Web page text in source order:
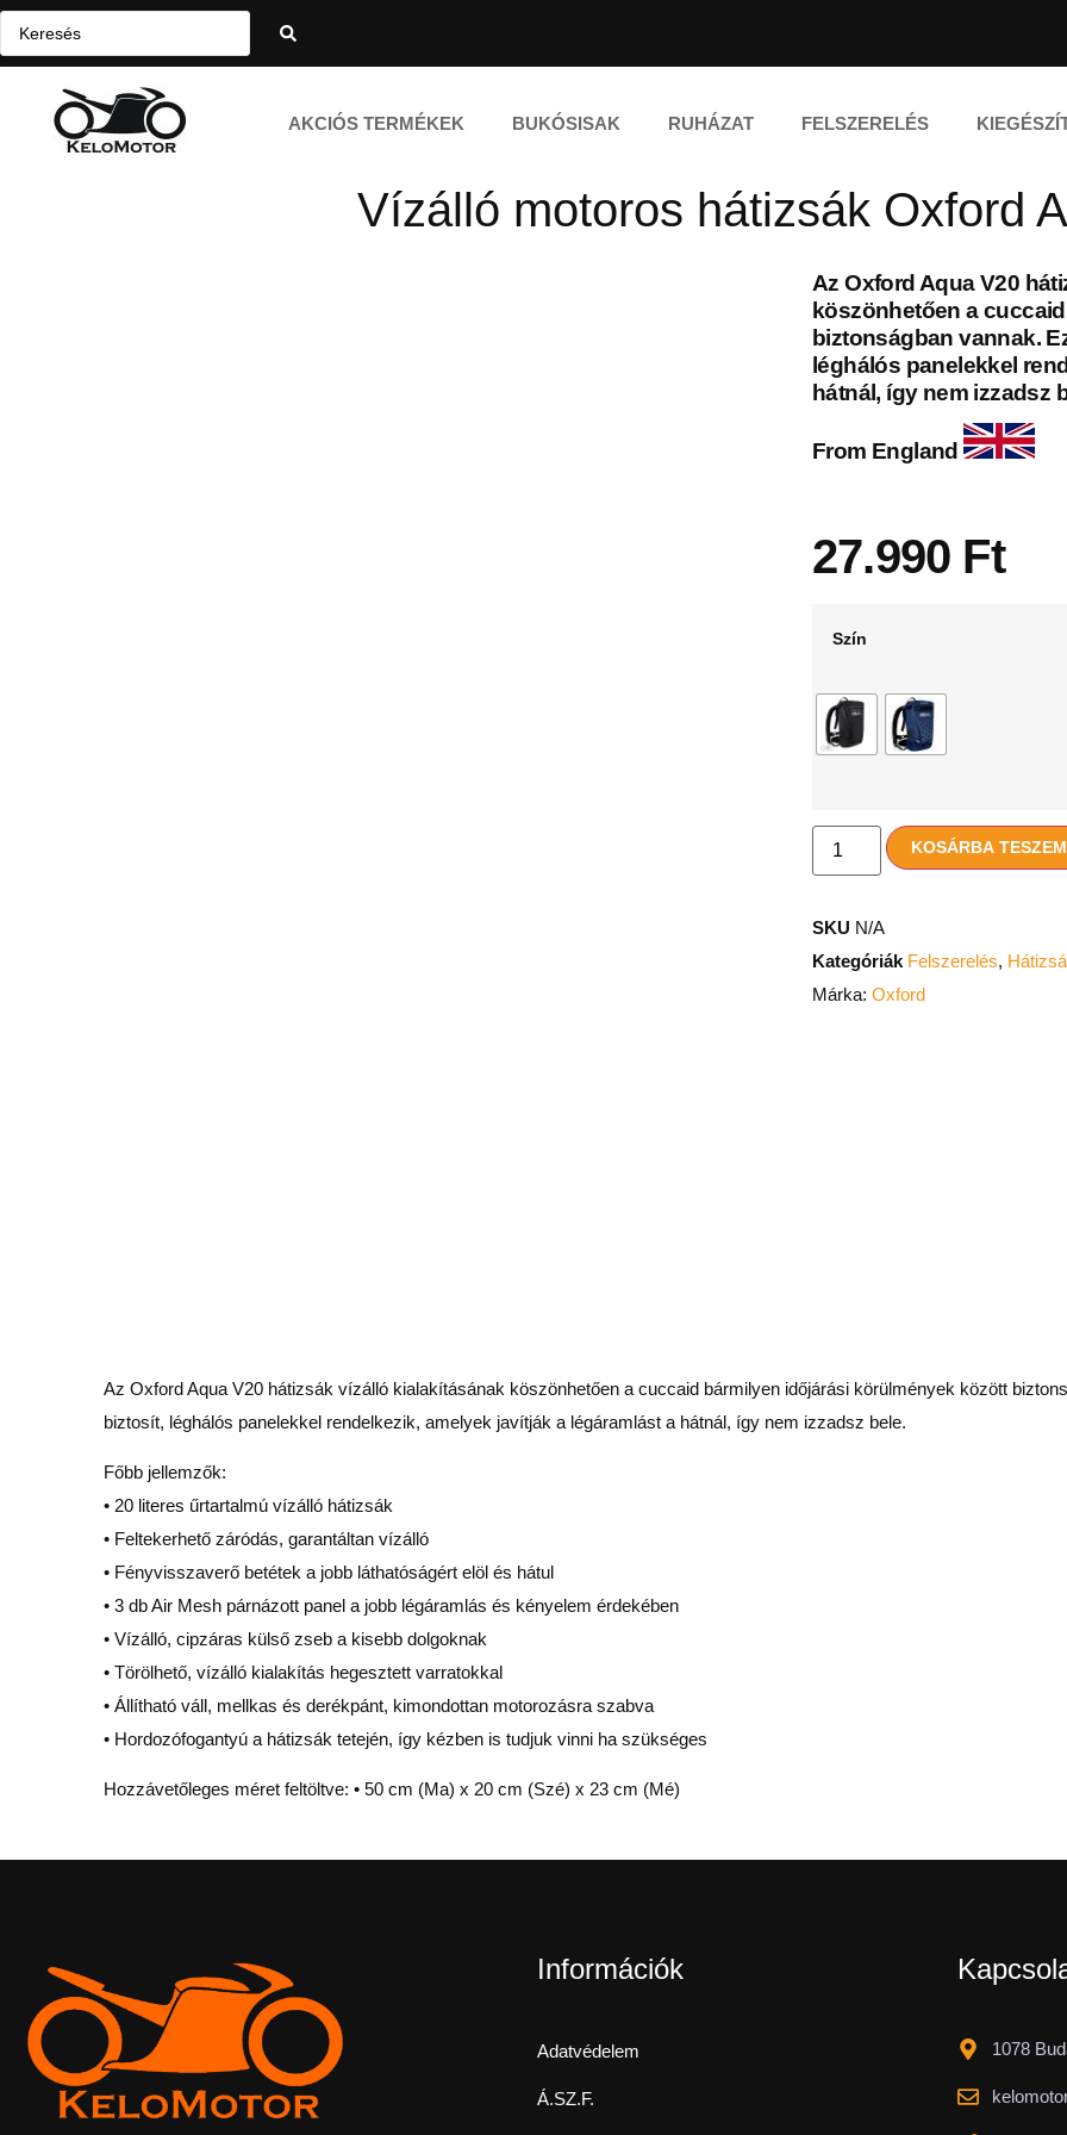
AKCIÓS TERMÉKEK BUKÓSISAK RUHÁZAT FELSZERELÉS
Vízálló motoros hátizsák Oxford
Az Oxford Aqua V20
köszönhetően a
biztonságban vannak.
léghálós panelekkel
hátnál, így nem izzadsz
From England
27.990 Ft
Szín
KOSÁRBA TESZEM
SKU N/A
Kategóriák Felszerelés,
Márka: Oxford
Az Oxford Aqua V20 hátizsák vízálló kialakításának köszönhetően a cuccaid bármilyen időjárási körülmények között
biztosít, léghálós panelekkel rendelkezik, amelyek javítják a légáramlást a hátnál, így nem izzadsz bele.
Főbb jellemzők:
• 20 literes űrtartalmú vízálló hátizsák
• Feltekerhető záródás, garantáltan vízálló
• Fényvisszaverő betétek a jobb láthatóságért elöl és hátul
• 3 db Air Mesh párnázott panel a jobb légáramlás és kényelem érdekében
• Vízálló, cipzáras külső zseb a kisebb dolgoknak
• Törölhető, vízálló kialakítás hegesztett varratokkal
• Állítható váll, mellkas és derékpánt, kimondottan motorozásra szabva
• Hordozófogantyú a hátizsák tetején, így kézben is tudjuk vinni ha szükséges
Hozzávetőleges méret feltöltve: • 50 cm (Ma) x 20 cm (Szé) x 23 cm (Mé)
Információk
Adatvédelem
Á.SZ.F.
1078